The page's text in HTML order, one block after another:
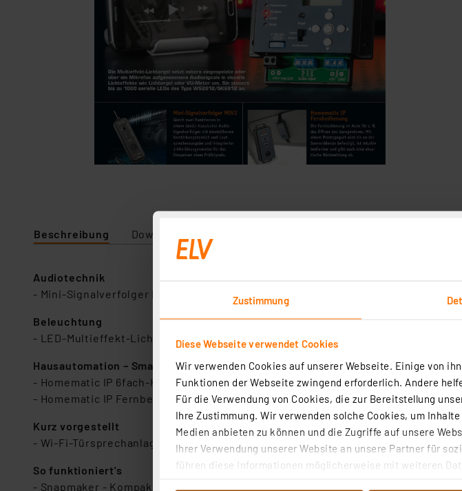
Zustimmung
Diese Webseite verwendet Cookies
Wir verwenden Cookies auf unserer Webseite. Einige von
Funktionen der Webseite zwingend erforderlich. Andere
Für die Verwendung von Cookies, die zur Bereitstellung
Ihre Zustimmung. Wir verwenden solche Cookies, um
Medien anbieten zu können und die Zugriffe auf unsere
Ihrer Verwendung unserer Website an unsere Partner für
führen diese Informationen möglicherweise mit weiteren
Beschreibung Downloads
Audiotechnik
- Mini-Signalverfolger MSV2
Beleuchtung
- LED-Multieffekt-Lichtorgel WS2812
Hausautomation – Smart Home
- Homematic IP 6fach-Kontakt-Interface HmIP-FCI6
- Homematic IP Fernbedienung HmIP-RCB1
Kurz vorgestellt
- Wi-Fi-Türsprechanlage Comelit
So funktioniert's
- Snapmaker - Kompakte Multimaschine